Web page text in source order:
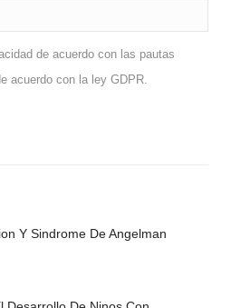
de acuerdo con las pautas
acuerdo con la ley GDPR.
Y Sindrome De Angelman